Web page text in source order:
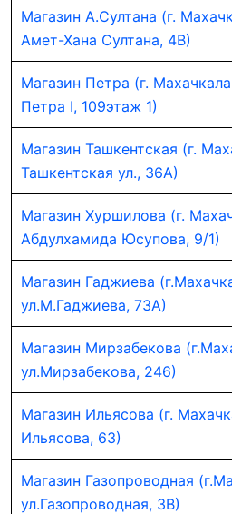
Магазин А.Султана (г.
Амет-Хана Султана, 4В)
Магазин Петра (г.
Петра I, 109этаж 1)
Магазин Ташкентская (г.
Ташкентская ул., 36А)
Магазин Хуршилова (г.
Абдулхамида Юсупова, 9/1)
Магазин Гаджиева
ул.М.Гаджиева, 73А)
Магазин Мирзабекова
ул.Мирзабекова, 246)
Магазин Ильясова (г.
Ильясова, 63)
Магазин Газопроводная
ул.Газопроводная, 3В)